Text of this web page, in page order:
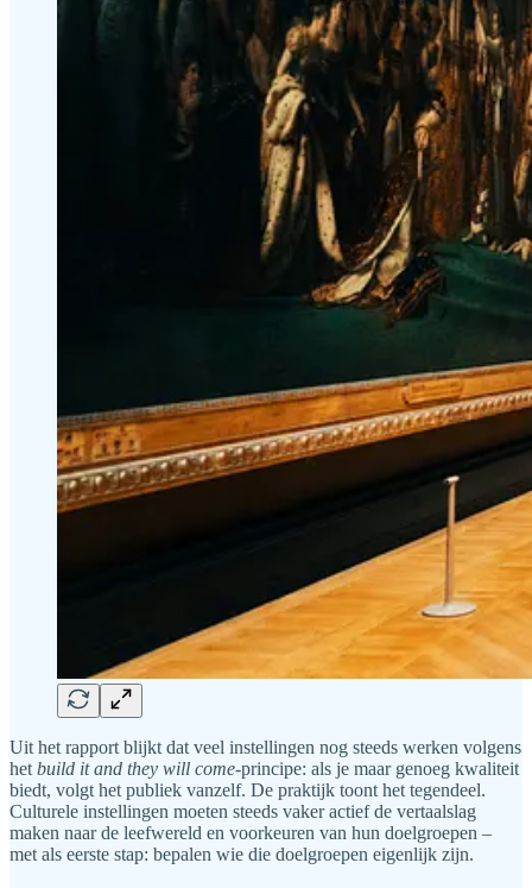
Uit het rapport blijkt dat veel instellingen nog steeds werken volgens
het build it and they will come-principe: als je maar genoeg kwaliteit
biedt, volgt het publiek vanzelf. De praktijk toont het tegendeel.
Culturele instellingen moeten steeds vaker actief de vertaalslag
maken naar de leefwereld en voorkeuren van hun doelgroepen –
met als eerste stap: bepalen wie die doelgroepen eigenlijk zijn.